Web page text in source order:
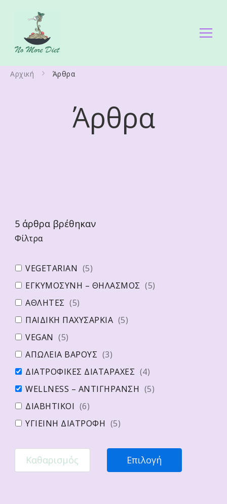
No More Diet
Αρχική Άρθρα
Άρθρα
5 άρθρα βρέθηκαν
Φίλτρα
VEGETARIAN (5)
ΕΓΚΥΜΟΣΥΝΗ – ΘΗΛΑΣΜΟΣ (5)
ΑΘΛΗΤΕΣ (5)
ΠΑΙΔΙΚΗ ΠΑΧΥΣΑΡΚΙΑ (5)
VEGAN (5)
ΑΠΩΛΕΙΑ ΒΑΡΟΥΣ (3)
ΔΙΑΤΡΟΦΙΚΕΣ ΔΙΑΤΑΡΑΧΕΣ (4)
WELLNESS – ΑΝΤΙΓΗΡΑΝΣΗ (5)
ΔΙΑΒΗΤΙΚΟΙ (6)
ΥΓΙΕΙΝΗ ΔΙΑΤΡΟΦΗ (5)
Επιλογή
Καθαρισμός